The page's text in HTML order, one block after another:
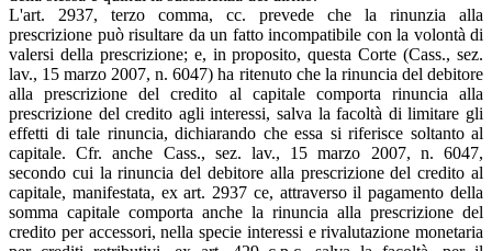
L'art. 2937, terzo comma, cc. prevede che la rinunzia alla
prescrizione può risultare da un fatto incompatibile con la volontà di
valersi della prescrizione; e, in proposito, questa Corte (Cass., sez.
lav., 15 marzo 2007, n. 6047) ha ritenuto che la rinuncia del debitore
alla prescrizione del credito al capitale comporta rinuncia alla
prescrizione del credito agli interessi, salva la facoltà di limitare gli
effetti di tale rinuncia, dichiarando che essa si riferisce soltanto al
capitale. Cfr. anche Cass., sez. lav., 15 marzo 2007, n. 6047,
secondo cui la rinuncia del debitore alla prescrizione del credito al
capitale, manifestata, ex art. 2937 ce, attraverso il pagamento della
somma capitale comporta anche la rinuncia alla prescrizione del
credito per accessori, nella specie interessi e rivalutazione monetaria